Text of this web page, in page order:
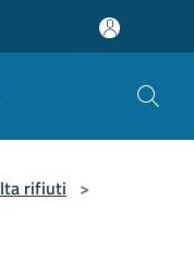
rifiuti >